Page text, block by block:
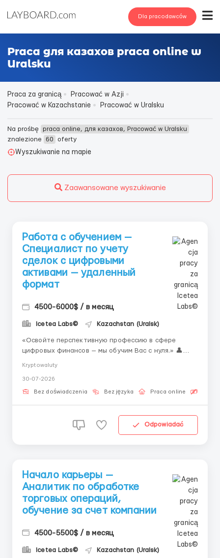
Dla pracodawców
Praca для казахов praca online w
Uralsku
Praca za granicą
Pracować w Azji
Pracować w Kazachstanie
Pracować w Uralsku
Na prośbę praca online, для казахов, Pracować w Uralsku
znalezione
60
oferty
Wyszukiwanie na mapie
Zaawansowane wyszukiwanie
Работа с обучением —
Специалист по учету
сделок с цифровыми
активами — удаленный
формат
4500-6000$ / в месяц
Icetea Labs© Kazachstan (Uralsk)
«Освойте перспективную профессию в сфере
цифровых финансов — мы обучим Вас с нуля.» 👤
процессов — одна из самых молодых и
быстрорастущих специальностей в мире. Спрос на
Kryptowaluty
30-07-2026
Bez doświadczenia Bez języka Praca online
Odpowiadać
Начало карьеры —
Аналитик по обработке
торговых операций,
обучение за счет компании
4500-5500$ / в месяц
Icetea Labs© Kazachstan (Uralsk)